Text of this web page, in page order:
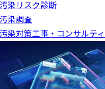
染リスク診断
染調査
染対策工事・コンサルテ